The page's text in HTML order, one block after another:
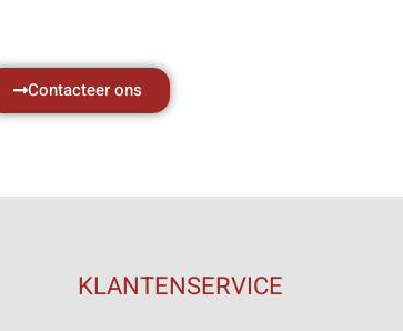
Contacteer ons
KLANTENSERVICE